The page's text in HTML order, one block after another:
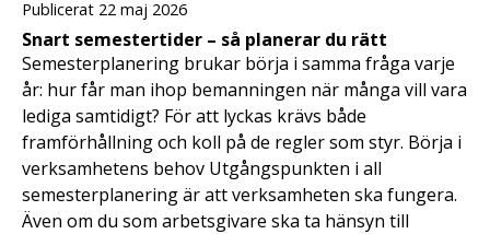
Publicerat 22 maj 2026
Snart semestertider – så planerar du rätt
Semesterplanering brukar börja i samma fråga varje
år: hur får man ihop bemanningen när många vill vara
lediga samtidigt? För att lyckas krävs både
framförhållning och koll på de regler som styr. Börja i
verksamhetens behov Utgångspunkten i all
semesterplanering är att verksamheten ska fungera.
Även om du som arbetsgivare ska ta hänsyn till